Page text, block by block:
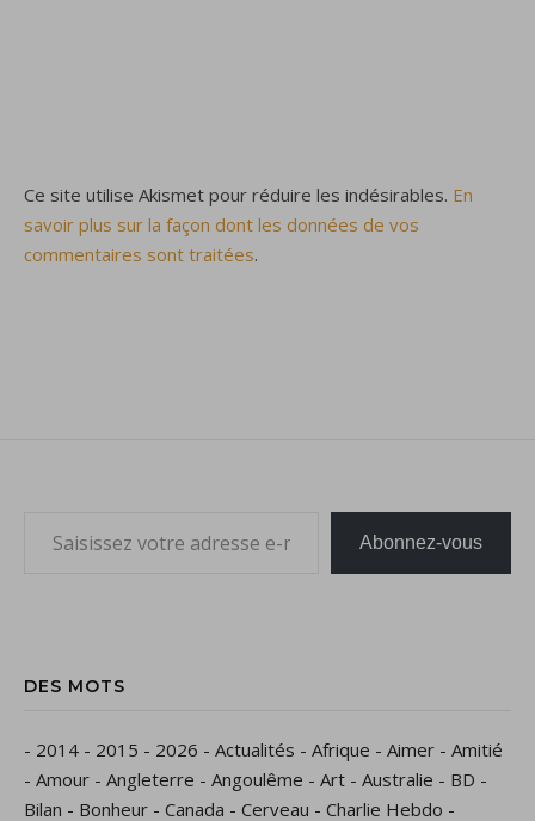
Ce site utilise Akismet pour réduire les indésirables. En
savoir plus sur la façon dont les données de vos
commentaires sont traitées.
Abonnez-vous
DES MOTS
- 2014 - 2015 - 2026 - Actualités - Afrique - Aimer - Amitié
- Amour - Angleterre - Angoulême - Art - Australie - BD -
Bilan - Bonheur - Canada - Cerveau - Charlie Hebdo -